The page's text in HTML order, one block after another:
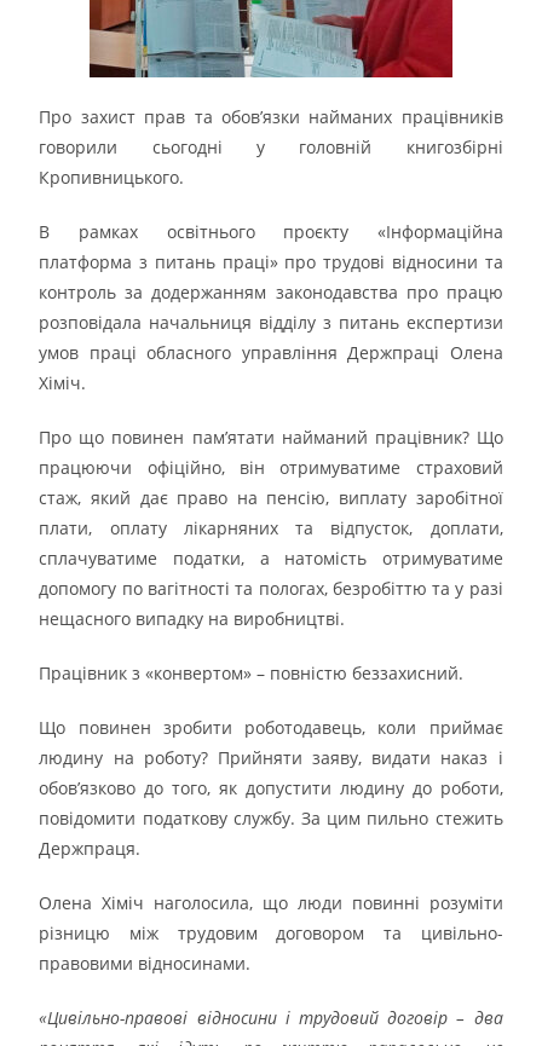
Про захист прав та обов’язки найманих працівників
говорили сьогодні у головній книгозбірні
Кропивницького.
В рамках освітнього проєкту «Інформаційна
платформа з питань праці» про трудові відносини та
контроль за додержанням законодавства про працю
розповідала начальниця відділу з питань експертизи
умов праці обласного управління Держпраці Олена
Хіміч.
Про що повинен пам’ятати найманий працівник? Що
працюючи офіційно, він отримуватиме страховий
стаж, який дає право на пенсію, виплату заробітної
плати, оплату лікарняних та відпусток, доплати,
сплачуватиме податки, а натомість отримуватиме
допомогу по вагітності та пологах, безробіттю та у разі
нещасного випадку на виробництві.
Працівник з «конвертом» – повністю беззахисний.
Що повинен зробити роботодавець, коли приймає
людину на роботу? Прийняти заяву, видати наказ і
обов’язково до того, як допустити людину до роботи,
повідомити податкову службу. За цим пильно стежить
Держпраця.
Олена Хіміч наголосила, що люди повинні розуміти
різницю між трудовим договором та цивільно-
правовими відносинами.
«Цивільно-правові відносини і трудовий договір – два